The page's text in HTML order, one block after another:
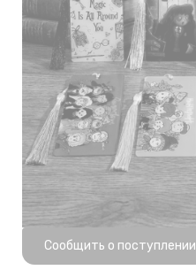
Нет в наличии
Сообщить о поступлении